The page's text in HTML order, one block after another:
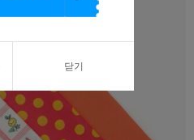
닫기